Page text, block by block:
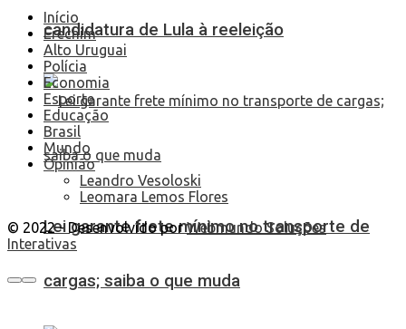
candidatura de Lula à reeleição
Lei garante frete mínimo no transporte de
cargas; saiba o que muda
Início
Erechim
Alto Uruguai
Polícia
Economia
Esporte
Educação
Brasil
Mundo
Opinião
Leandro Vesoloski
Leomara Lemos Flores
© 2022 - Desenvolvido porWebmundo Soluções
Interativas